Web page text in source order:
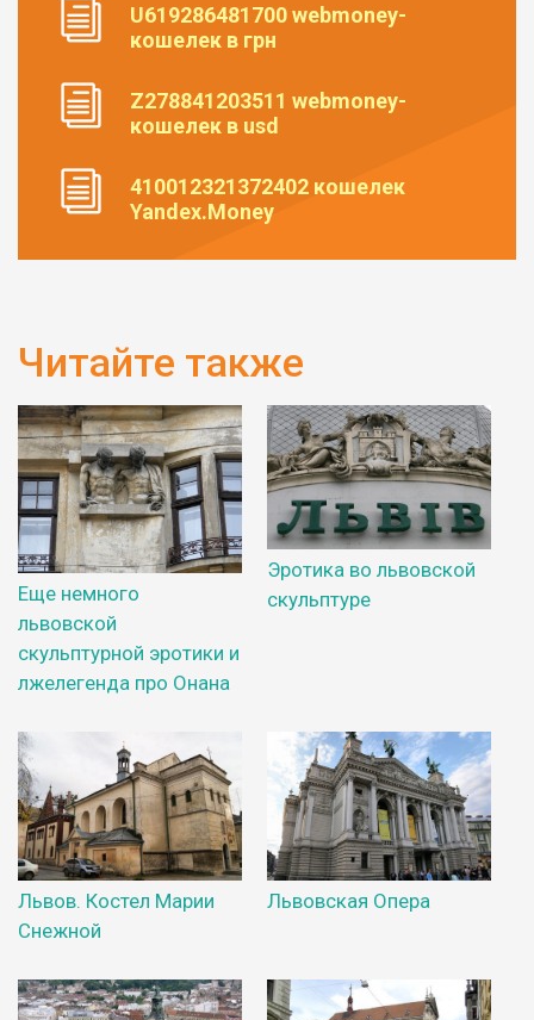
U619286481700 webmoney-
кошелек в грн
Z278841203511 webmoney-
кошелек в usd
410012321372402 кошелек
Yandex.Money
Читайте также
Еще немного
львовской
скульптурной эротики и
лжелегенда про Онана
Эротика во львовской
скульптуре
Львов. Костел Марии
Снежной
Львовская Опера